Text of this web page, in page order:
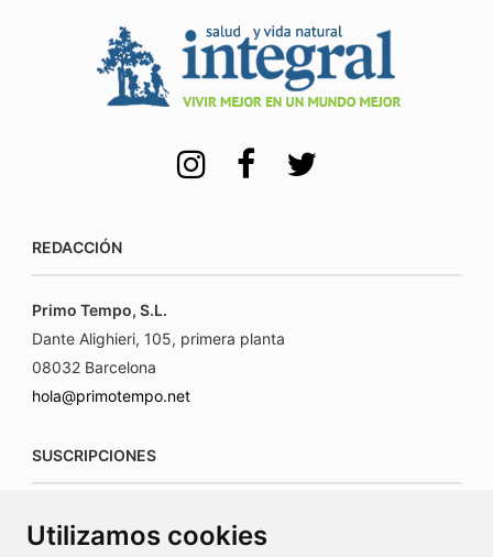
Utilizamos cookies
REDACCIÓN
Primo Tempo, S.L.
Dante Alighieri, 105, primera planta
08032 Barcelona
hola@primotempo.net
SUSCRIPCIONES
www.connecorrevistas.com